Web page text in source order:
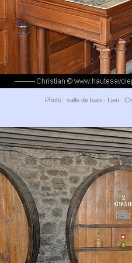
Photo : salle de bain - Lieu :